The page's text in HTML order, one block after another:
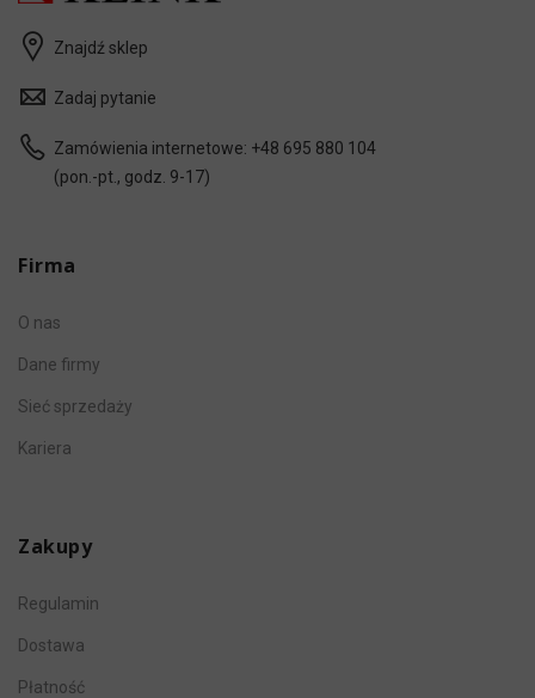
Znajdź sklep
Zadaj pytanie
Zamówienia internetowe: +48 695 880 104
(pon.-pt., godz. 9-17)
Firma
O nas
Dane firmy
Sieć sprzedaży
Kariera
Zakupy
Regulamin
Dostawa
Płatność